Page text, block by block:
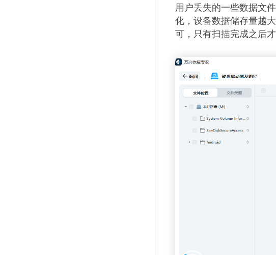
用户丢失的一些数据文
化，设备数据储存量越
可，只有扫描完成之后